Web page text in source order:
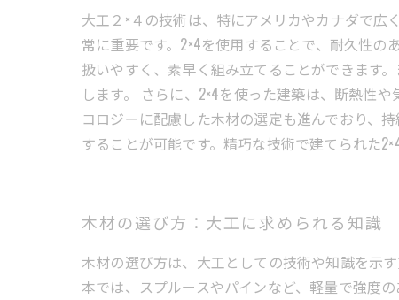
大工２×４の技術は、特にアメリカやカナダで
常に重要です。2×4を使用することで、耐久性
扱いやすく、素早く組み立てることができます
します。 さらに、2×4を使った建築は、断熱性
コロジーに配慮した木材の選定も進んでおり、
することが可能です。精巧な技術で建てられた
木材の選び方：大工に求められる知識
木材の選び方は、大工としての技術や知識を示
本では、スプルースやパインなど、軽量で強度